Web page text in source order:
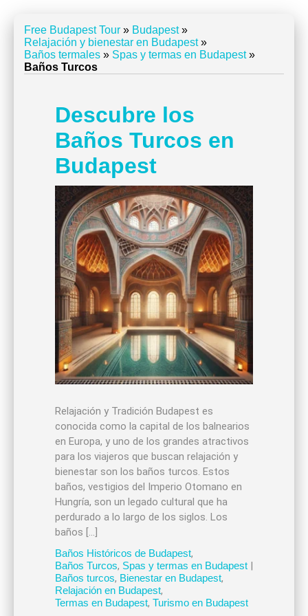
Free Budapest Tour » Budapest»
Relajación y bienestar en Budapest»
Baños termales » Spas y termas en Budapest»
Baños Turcos
Descubre los
Baños Turcos en
Budapest
Relajación y Tradición Budapest es
conocida como la capital de los balnearios
en Europa, y uno de los grandes atractivos
para los viajeros que buscan relajación y
bienestar son los baños turcos. Estos
baños, vestigios del Imperio Otomano en
Hungría, son un legado cultural que ha
perdurado a lo largo de los siglos. Los
baños […]
Baños Históricos de Budapest,
Baños Turcos, Spas y termas en Budapest|
Baños turcos, Bienestar en Budapest,
Relajación en Budapest,
Termas en Budapest, Turismo en Budapest